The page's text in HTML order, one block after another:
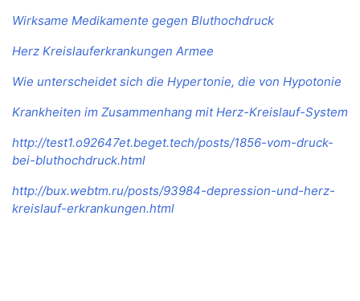
Wirksame Medikamente gegen Bluthochdruck
Herz Kreislauferkrankungen Armee
Wie unterscheidet sich die Hypertonie, die von Hypotonie
Krankheiten im Zusammenhang mit Herz-Kreislauf-System
http://test1.o92647et.beget.tech/posts/1856-vom-druck-
bei-bluthochdruck.html
http://bux.webtm.ru/posts/93984-depression-und-herz-
kreislauf-erkrankungen.html